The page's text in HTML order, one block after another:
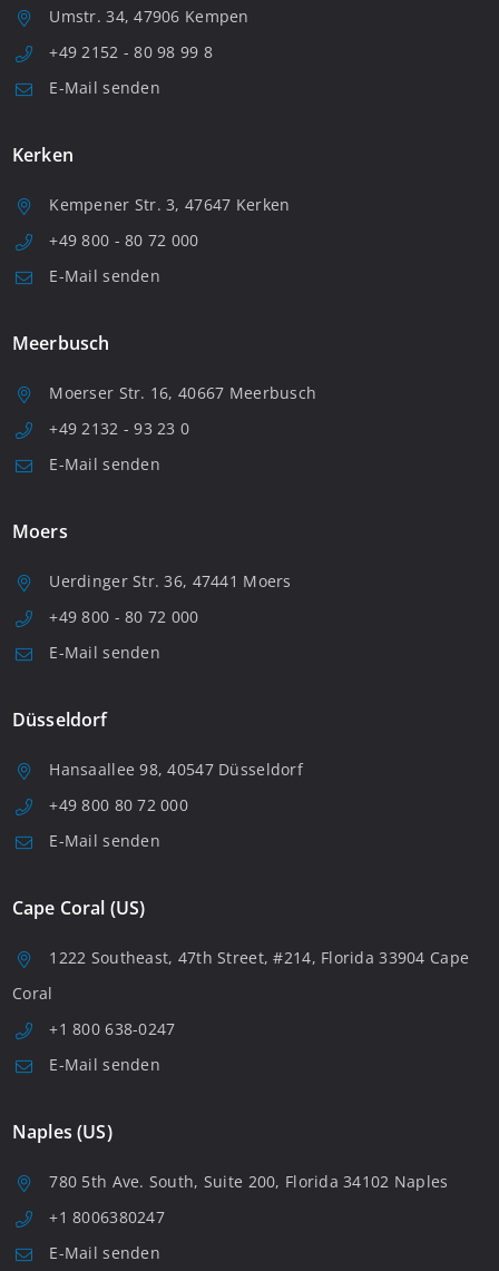
Umstr. 34, 47906 Kempen
+49 2152 - 80 98 99 8
E-Mail senden
Kerken
Kempener Str. 3, 47647 Kerken
+49 800 - 80 72 000
E-Mail senden
Meerbusch
Moerser Str. 16, 40667 Meerbusch
+49 2132 - 93 23 0
E-Mail senden
Moers
Uerdinger Str. 36, 47441 Moers
+49 800 - 80 72 000
E-Mail senden
Düsseldorf
Hansaallee 98, 40547 Düsseldorf
+49 800 80 72 000
E-Mail senden
Cape Coral (US)
1222 Southeast, 47th Street, #214, Florida 33904 Cape
Coral
+1 800 638-0247
E-Mail senden
Naples (US)
780 5th Ave. South, Suite 200, Florida 34102 Naples
+1 8006380247
E-Mail senden